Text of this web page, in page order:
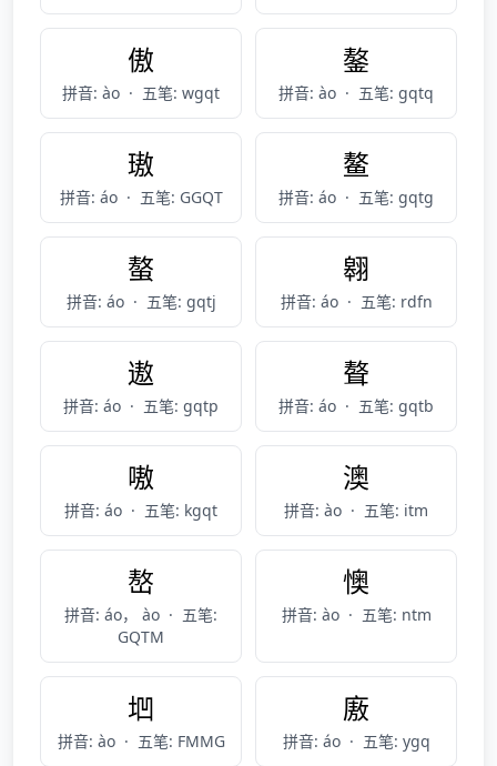
傲
拼音: ào · 五笔: wgqt
鏊
拼音: ào · 五笔: gqtq
璈
拼音: áo · 五笔: GGQT
鳌
拼音: áo · 五笔: gqtg
螯
拼音: áo · 五笔: gqtj
翱
拼音: áo · 五笔: rdfn
遨
拼音: áo · 五笔: gqtp
聱
拼音: áo · 五笔: gqtb
嗷
拼音: áo · 五笔: kgqt
澳
拼音: ào · 五笔: itm
嶅
拼音: áo， ào · 五笔:
GQTM
懊
拼音: ào · 五笔: ntm
垇
拼音: ào · 五笔: FMMG
廒
拼音: áo · 五笔: ygq